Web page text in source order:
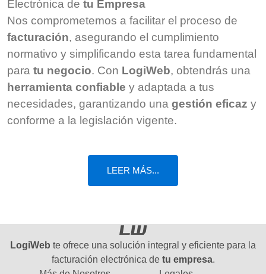
Electrónica de tu Empresa
Nos comprometemos a facilitar el proceso de
facturación, asegurando el cumplimiento
normativo y simplificando esta tarea fundamental
para tu negocio. Con LogiWeb, obtendrás una
herramienta confiable y adaptada a tus
necesidades, garantizando una gestión eficaz y
conforme a la legislación vigente.
LEER MÁS...
LogiWeb te ofrece una solución integral y eficiente para la
facturación electrónica de tu empresa.